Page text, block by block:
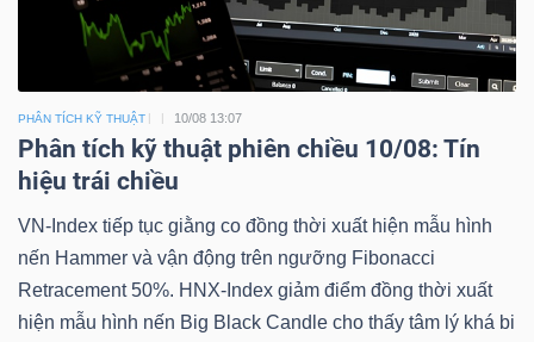
PHÂN TÍCH KỸ THUẬT 10/08 13:07
Phân tích kỹ thuật phiên chiều 10/08: Tín
hiệu trái chiều
VN-Index tiếp tục giằng co đồng thời xuất hiện mẫu hình
nến Hammer và vận động trên ngưỡng Fibonacci
Retracement 50%. HNX-Index giảm điểm đồng thời xuất
hiện mẫu hình nến Big Black Candle cho thấy tâm lý khá bi